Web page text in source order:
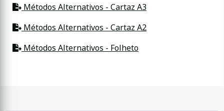
Métodos Alternativos - Cartaz A3
Métodos Alternativos - Cartaz A2
Métodos Alternativos - Folheto